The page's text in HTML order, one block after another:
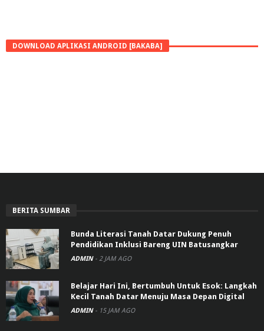
DOWNLOAD APLIKASI ANDROID [BAKABA]
BERITA SUMBAR
Bunda Literasi Tanah Datar Dukung Penuh
Pendidikan Inklusi Bareng UIN Batusangkar
ADMIN - 2 JAM AGO
Belajar Hari Ini, Bertumbuh Untuk Esok: Langkah
Kecil Tanah Datar Menuju Masa Depan Digital
ADMIN - 15 JAM AGO